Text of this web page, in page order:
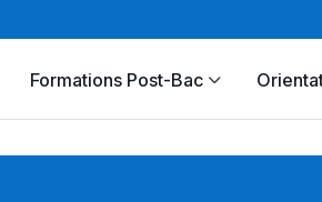
Formations Post-Bac